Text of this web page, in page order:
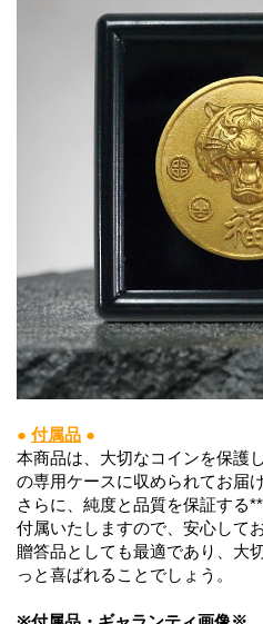
● 付属品 ●
本商品は、大切なコインを保護
の専用ケースに収められてお届
さらに、純度と品質を保証する
付属いたしますので、安心して
贈答品としても最適であり、大
っと喜ばれることでしょう。